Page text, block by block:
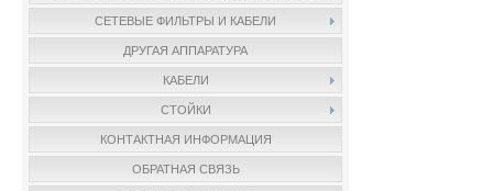
СЕТЕВЫЕ ФИЛЬТРЫ И КАБЕЛИ
ДРУГАЯ АППАРАТУРА
КАБЕЛИ
СТОЙКИ
КОНТАКТНАЯ ИНФОРМАЦИЯ
ОБРАТНАЯ СВЯЗЬ